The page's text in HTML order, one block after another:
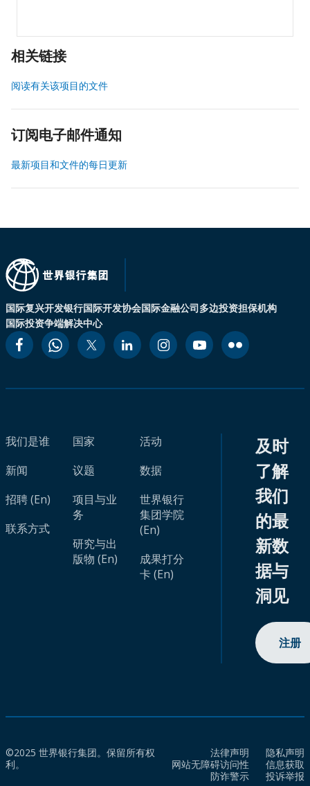
相关链接
阅读有关该项目的文件
订阅电子邮件通知
最新项目和文件的每日更新
国际复兴开发银行国际开发协会国际金融公司多边投资担保机构
国际投资争端解决中心
我们是谁
新闻
招聘 (En)
联系方式
国家
议题
项目与业
务
研究与出
版物 (En)
活动
数据
世界银行
集团学院
(En)
成果打分
卡 (En)
及时
了解
我们
的最
新数
据与
洞见
注册
©2025 世界银行集团。保留所有权
利。
法律声明
隐私声明
网站无障碍访问性
信息获取
防诈警示
投诉举报